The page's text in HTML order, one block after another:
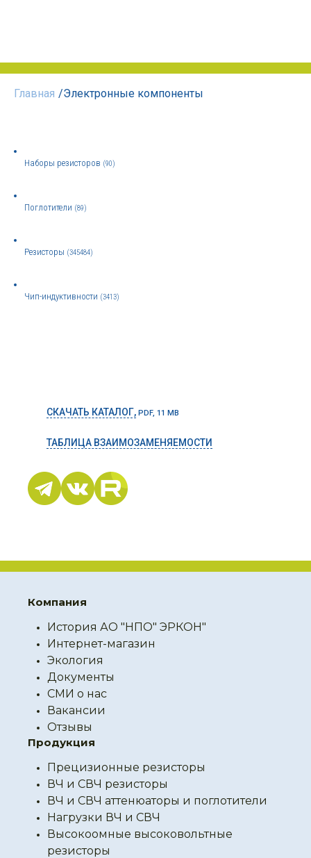
Главная /Электронные компоненты
Наборы резисторов (90)
Поглотители (89)
Резисторы (345484)
Чип-индуктивности (3413)
СКАЧАТЬ КАТАЛОГ, PDF, 11 MB
ТАБЛИЦА ВЗАИМОЗАМЕНЯЕМОСТИ
Компания
История АО "НПО" ЭРКОН"
Интернет-магазин
Экология
Документы
СМИ о нас
Вакансии
Отзывы
Продукция
Прецизионные резисторы
ВЧ и СВЧ резисторы
ВЧ и СВЧ аттенюаторы и поглотители
Нагрузки ВЧ и СВЧ
Высокоомные высоковольтные
резисторы